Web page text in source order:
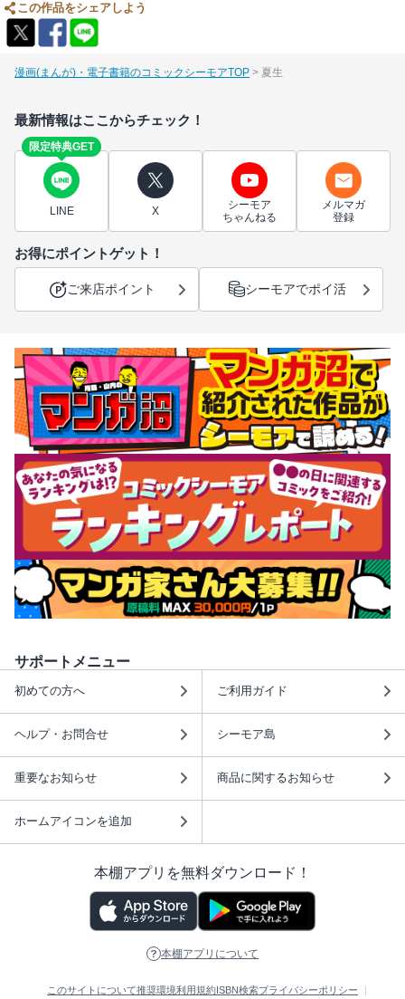
この作品をシェアしよう
漫画(まんが)・電子書籍のコミックシーモアTOP 夏生
最新情報はここからチェック！
限定特典GET
LINE X
シーモア
ちゃんねる
メルマガ
登録
お得にポイントゲット！
ご来店ポイント シーモアでポイ活
サポートメニュー
初めての方へ ご利用ガイド
ヘルプ・お問合せ シーモア島
重要なお知らせ 商品に関するお知らせ
ホームアイコンを追加
本棚アプリを無料ダウンロード！
本棚アプリについて
このサイトについて推奨環境利用規約ISBN検索プライバシーポリシー